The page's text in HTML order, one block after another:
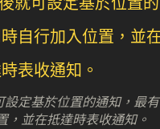
設定基於位置的通知，最有
，並在抵達時表收通知。